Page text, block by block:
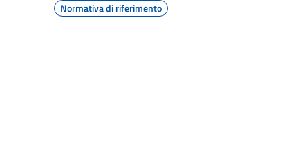
Normativa di riferimento